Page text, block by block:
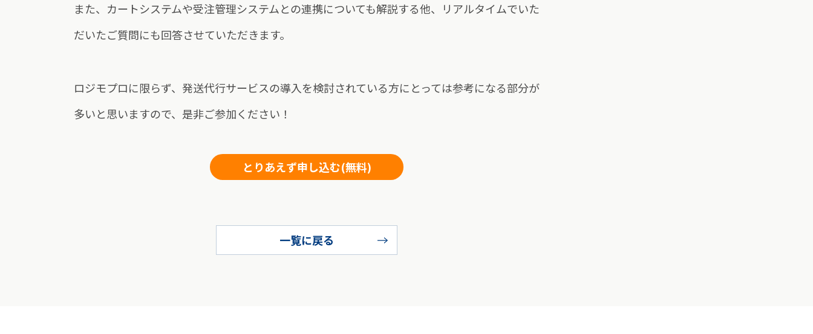
また、カートシステムや受注管理システムとの連携についても解説する他、リアルタイムでいた
だいたご質問にも回答させていただきます。
ロジモプロに限らず、発送代行サービスの導入を検討されている方にとっては参考になる部分が
多いと思いますので、是非ご参加ください！
とりあえず申し込む(無料)
一覧に戻る